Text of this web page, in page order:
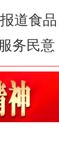
品
生，服